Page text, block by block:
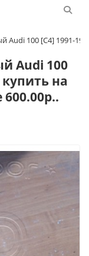
Audi 100 [C4] 1991-
Audi 100
купить на